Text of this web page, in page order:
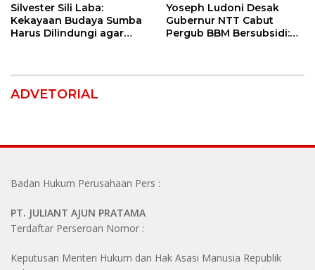
Silvester Sili Laba:
Kekayaan Budaya Sumba
Harus Dilindungi agar
Yoseph Ludoni Desak
Gubernur NTT Cabut
Pergub BBM Bersubsidi:
ADVETORIAL
Badan Hukum Perusahaan Pers :
PT. JULIANT AJUN PRATAMA
Terdaftar Perseroan Nomor :
Keputusan Menteri Hukum dan Hak Asasi Manusia Republik